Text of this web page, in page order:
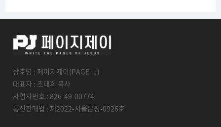
상호명 : 페이지제이(PAGE·J)
대표자 : 조태희 목사
사업자번호 : 826-49-00774
통신판매업 : 제2022-서울은평-0926호